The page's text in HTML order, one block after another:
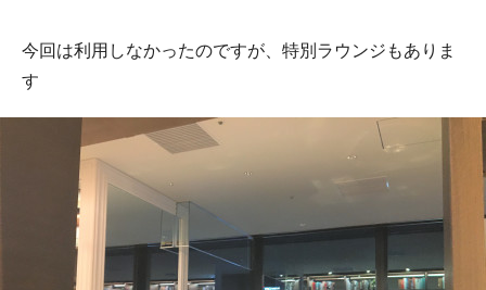
今回は利用しなかったのですが、特別ラウンジもありま
す